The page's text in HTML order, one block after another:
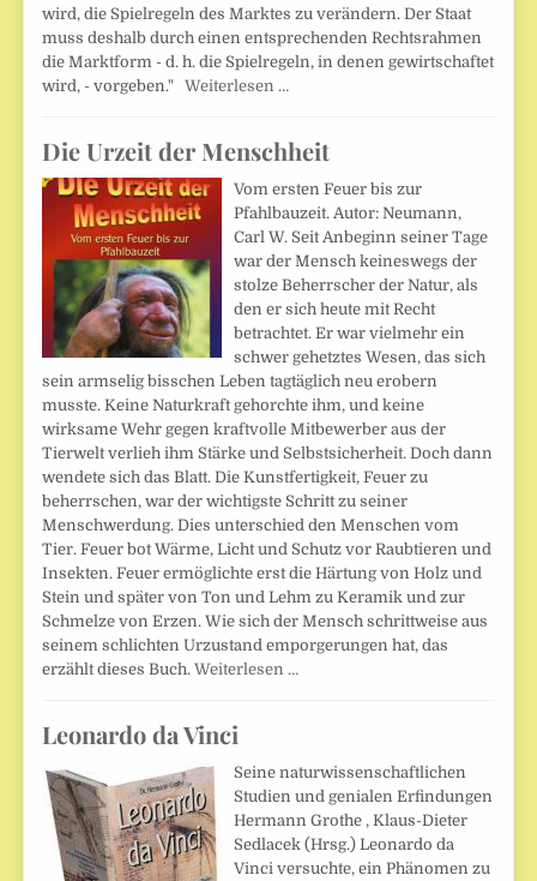
wird, die Spielregeln des Marktes zu verändern. Der Staat
muss deshalb durch einen entsprechenden Rechtsrahmen
die Marktform - d. h. die Spielregeln, in denen gewirtschaftet
wird, - vorgeben."Weiterlesen …
Die Urzeit der Menschheit
Vom ersten Feuer bis zur
Pfahlbauzeit. Autor: Neumann,
Carl W. Seit Anbeginn seiner Tage
war der Mensch keineswegs der
stolze Beherrscher der Natur, als
den er sich heute mit Recht
betrachtet. Er war vielmehr ein
schwer gehetztes Wesen, das sich
sein armselig bisschen Leben tagtäglich neu erobern
musste. Keine Naturkraft gehorchte ihm, und keine
wirksame Wehr gegen kraftvolle Mitbewerber aus der
Tierwelt verlieh ihm Stärke und Selbstsicherheit. Doch dann
wendete sich das Blatt. Die Kunstfertigkeit, Feuer zu
beherrschen, war der wichtigste Schritt zu seiner
Menschwerdung. Dies unterschied den Menschen vom
Tier. Feuer bot Wärme, Licht und Schutz vor Raubtieren und
Insekten. Feuer ermöglichte erst die Härtung von Holz und
Stein und später von Ton und Lehm zu Keramik und zur
Schmelze von Erzen. Wie sich der Mensch schrittweise aus
seinem schlichten Urzustand emporgerungen hat, das
erzählt dieses Buch.Weiterlesen …
Leonardo da Vinci
Seine naturwissenschaftlichen
Studien und genialen Erfindungen
Hermann Grothe , Klaus-Dieter
Sedlacek (Hrsg.) Leonardo da
Vinci versuchte, ein Phänomen zu